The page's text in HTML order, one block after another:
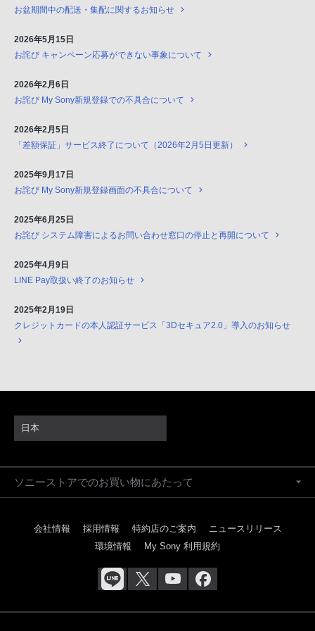
お盆期間中の配送・集配に関するお知らせ
2026年5月15日
お詫び キャンペーン応募ができない事象について
2026年2月6日
お詫び My Sony新規登録での不具合について
2026年2月5日
「差額保証」サービス終了について（2026年2月5日更新）
2025年9月17日
お詫び My Sony新規登録画面の不具合について
2025年6月25日
お詫び システム障害によるお問い合わせ窓口の停止と再開について
2025年4月9日
LINE Pay取扱い終了のお知らせ
2025年2月19日
クレジットカードの本人認証サービス「3Dセキュア2.0」導入のお知らせ
日本
ソニーストアでのお買い物にあたって
会社情報 採用情報 特約店のご案内
ニュースリリース
環境情報
My Sony 利用規約